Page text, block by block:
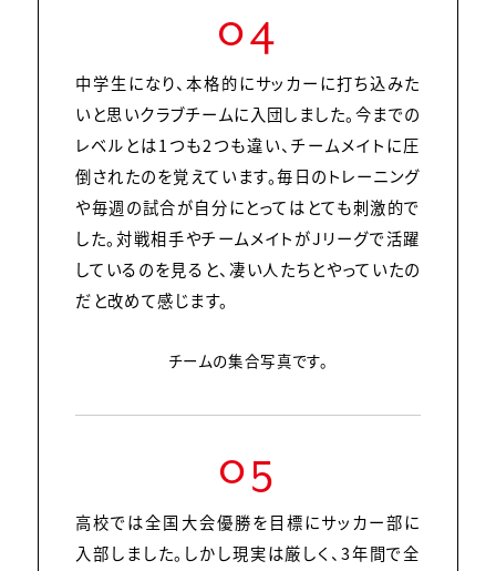
04
中学生になり、本格的にサッカーに打ち込みた
いと思いクラブチームに入団しました。今までの
レベルとは1つも2つも違い、チームメイトに圧
倒されたのを覚えています。毎日のトレーニング
や毎週の試合が自分にとってはとても刺激的で
した。対戦相手やチームメイトがJリーグで活躍
しているのを見ると、凄い人たちとやっていたの
だと改めて感じます。
チームの集合写真です。
05
高校では全国大会優勝を目標にサッカー部に
入部しました。しかし現実は厳しく、3年間で全